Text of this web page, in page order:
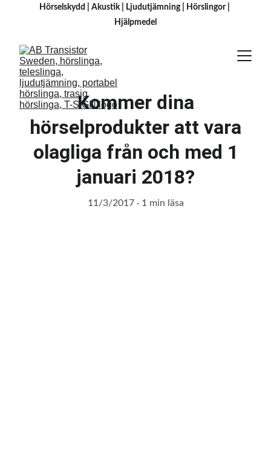
Hörselskydd Akustik | Ljudutjämning | Hörslingor |
H jälpmedel
Kommer dina
hörselprodukter att vara
olagliga från och med 1
januari 2018?
11/3/2017 1 min läsa